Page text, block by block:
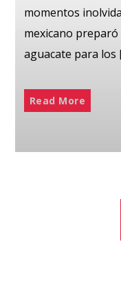
momentos
mexicano
aguacate para los
Read More